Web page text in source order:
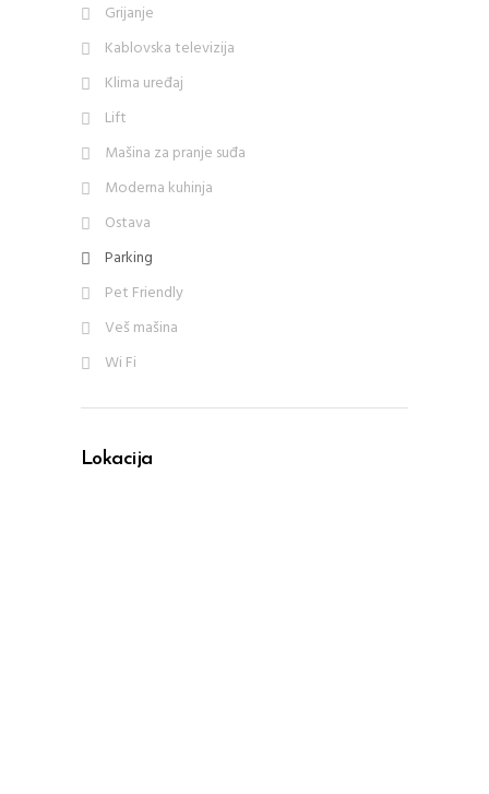
Grijanje
Kablovska televizija
Klima uređaj
Lift
Mašina za pranje suđa
Moderna kuhinja
Ostava
Parking
Pet Friendly
Veš mašina
Wi Fi
Lokacija